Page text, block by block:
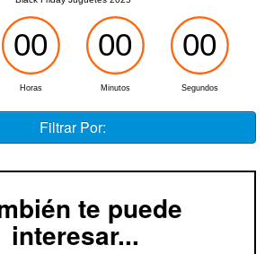
Filtrar Por:
te puede
interesar...